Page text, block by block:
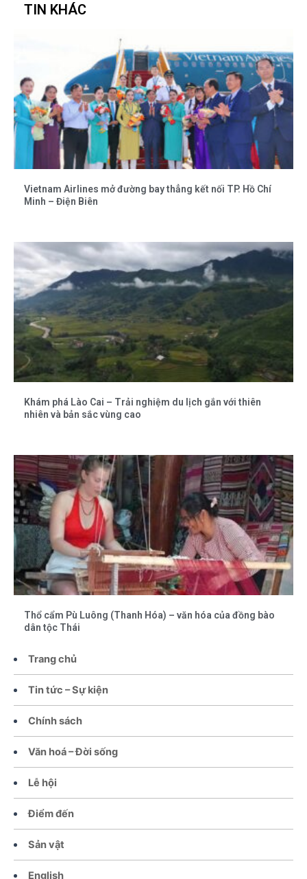
Trang chủ
Tin tức – Sự kiện
Chính sách
Văn hoá – Đời sống
Lễ hội
Điểm đến
Sản vật
English
TIN KHÁC
Vietnam Airlines mở đường bay thẳng kết nối TP. Hồ Chí
Minh – Điện Biên
Khám phá Lào Cai – Trải nghiệm du lịch gắn với thiên
nhiên và bản sắc vùng cao
Thổ cẩm Pù Luông (Thanh Hóa) – văn hóa của đồng bào
dân tộc Thái